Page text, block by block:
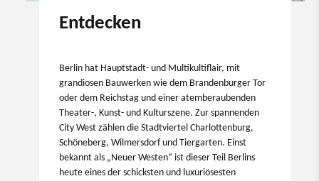
Entdecken
Berlin hat Hauptstadt- und Multikultiflair, mit
grandiosen Bauwerken wie dem Brandenburger Tor
oder dem Reichstag und einer atemberaubenden
Theater-, Kunst- und Kulturszene. Zur spannenden
City West zählen die Stadtviertel Charlottenburg,
Schöneberg, Wilmersdorf und Tiergarten. Einst
bekannt als „Neuer Westen“ ist dieser Teil Berlins
heute eines der schicksten und luxuriösesten